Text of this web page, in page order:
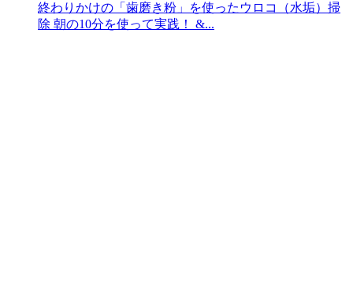
終わりかけの「歯磨き粉」を使ったウロコ（水垢）掃
除 朝の10分を使って実践！ &...